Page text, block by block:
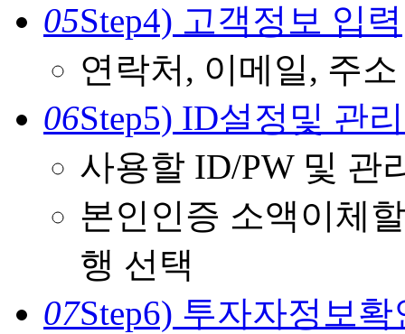
05Step4) 고객정보 입력
연락처, 이메일, 주
06Step5) ID설정및 관
사용할 ID/PW 및 관
본인인증 소액이체
행 선택
07Step6) 투자자정보